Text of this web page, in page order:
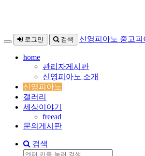
로그인 검색 신영피아노 중고피
home
관리자게시판
신영피아노 소개
신영피아노
갤러리
세상이야기
freead
문의게시판
검색